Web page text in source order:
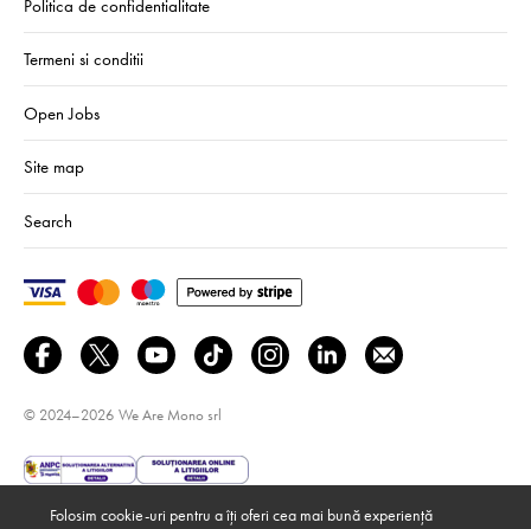
Politica de confidentialitate
Termeni si conditii
Open Jobs
Site map
Search
© 2024–2026 We Are Mono srl
Folosim cookie-uri pentru a îți oferi cea mai bună experiență